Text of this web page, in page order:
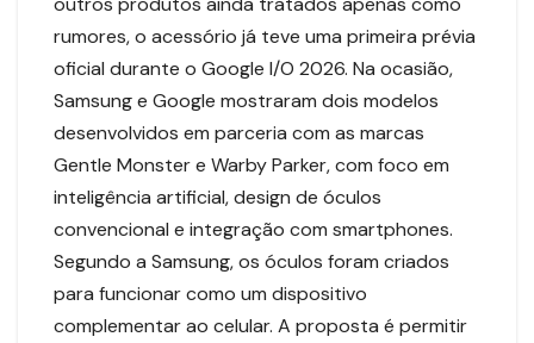
rumores, o acessório já teve uma primeira prévia
oficial durante o Google I/O 2026. Na ocasião,
Samsung e Google mostraram dois modelos
desenvolvidos em parceria com as marcas
Gentle Monster e Warby Parker, com foco em
inteligência artificial, design de óculos
convencional e integração com smartphones.
Segundo a Samsung, os óculos foram criados
para funcionar como um dispositivo
complementar ao celular. A proposta é permitir